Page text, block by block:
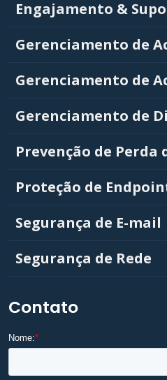
Engajamento &
Gerenciamento de
Gerenciamento de
Gerenciamento de
Prevenção de Perda
Proteção de
Segurança de E-mail
Segurança de Rede
Contato